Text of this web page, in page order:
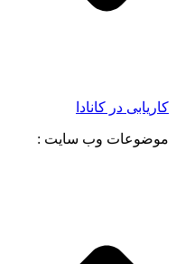
کاریابی در کانادا
موضوعات وب سایت :